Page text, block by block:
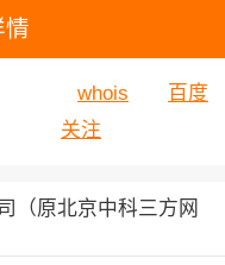
情
whois
百度
关注
（原北京中科三方网